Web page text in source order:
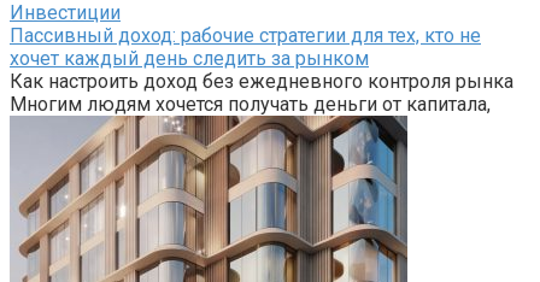
Инвестиции
Пассивный доход: рабочие стратегии для тех, кто не
хочет каждый день следить за рынком
Как настроить доход без ежедневного контроля рынка
Многим людям хочется получать деньги от капитала,